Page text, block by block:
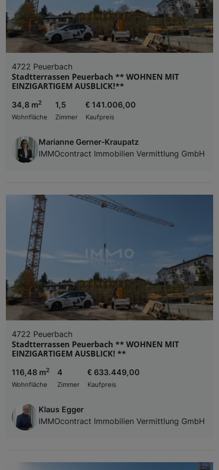
4722 Peuerbach
Stadtterrassen Peuerbach ** WOHNEN MIT
EINZIGARTIGEM AUSBLICK!**
34,8 m2
Wohnfläche
1,5
Zimmer
€ 141.006,00
Kaufpreis
Marianne Gerner-Kraupatz
IMMOcontract Immobilien Vermittlung GmbH
4722 Peuerbach
Stadtterrassen Peuerbach ** WOHNEN MIT
EINZIGARTIGEM AUSBLICK! **
116,48 m2
Wohnfläche
4
Zimmer
€ 633.449,00
Kaufpreis
Klaus Egger
IMMOcontract Immobilien Vermittlung GmbH